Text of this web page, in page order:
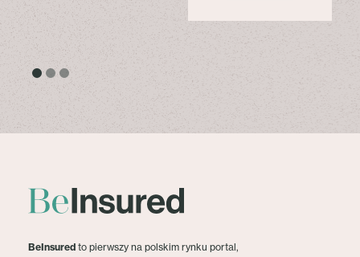
BeInsured to pierwszy na polskim rynku portal,